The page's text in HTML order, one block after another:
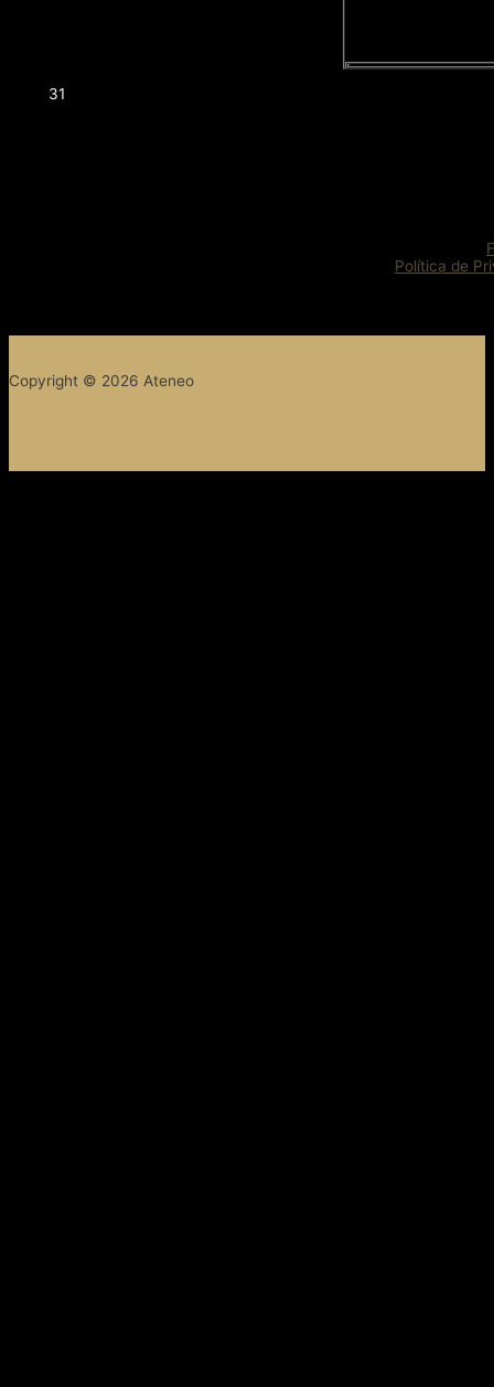
31
Política de
Copyright © 2026 Ateneo